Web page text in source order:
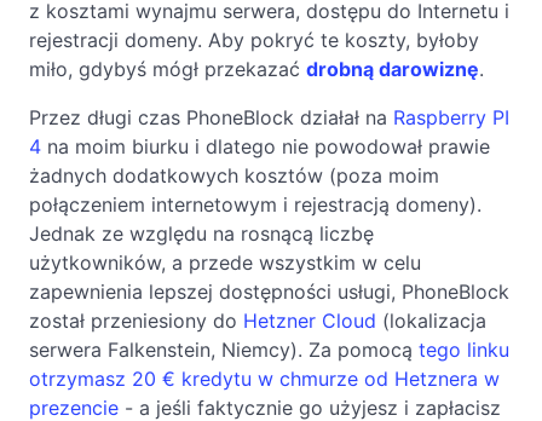
z kosztami wynajmu serwera, dostępu do Internetu i
rejestracji domeny. Aby pokryć te koszty, byłoby
miło, gdybyś mógł przekazać drobną darowiznę.
Przez długi czas PhoneBlock działał na Raspberry PI
4 na moim biurku i dlatego nie powodował prawie
żadnych dodatkowych kosztów (poza moim
połączeniem internetowym i rejestracją domeny).
Jednak ze względu na rosnącą liczbę
użytkowników, a przede wszystkim w celu
zapewnienia lepszej dostępności usługi, PhoneBlock
został przeniesiony do Hetzner Cloud (lokalizacja
serwera Falkenstein, Niemcy). Za pomocą tego linku
otrzymasz 20 € kredytu w chmurze od Hetznera w
prezencie - a jeśli faktycznie go użyjesz i zapłacisz